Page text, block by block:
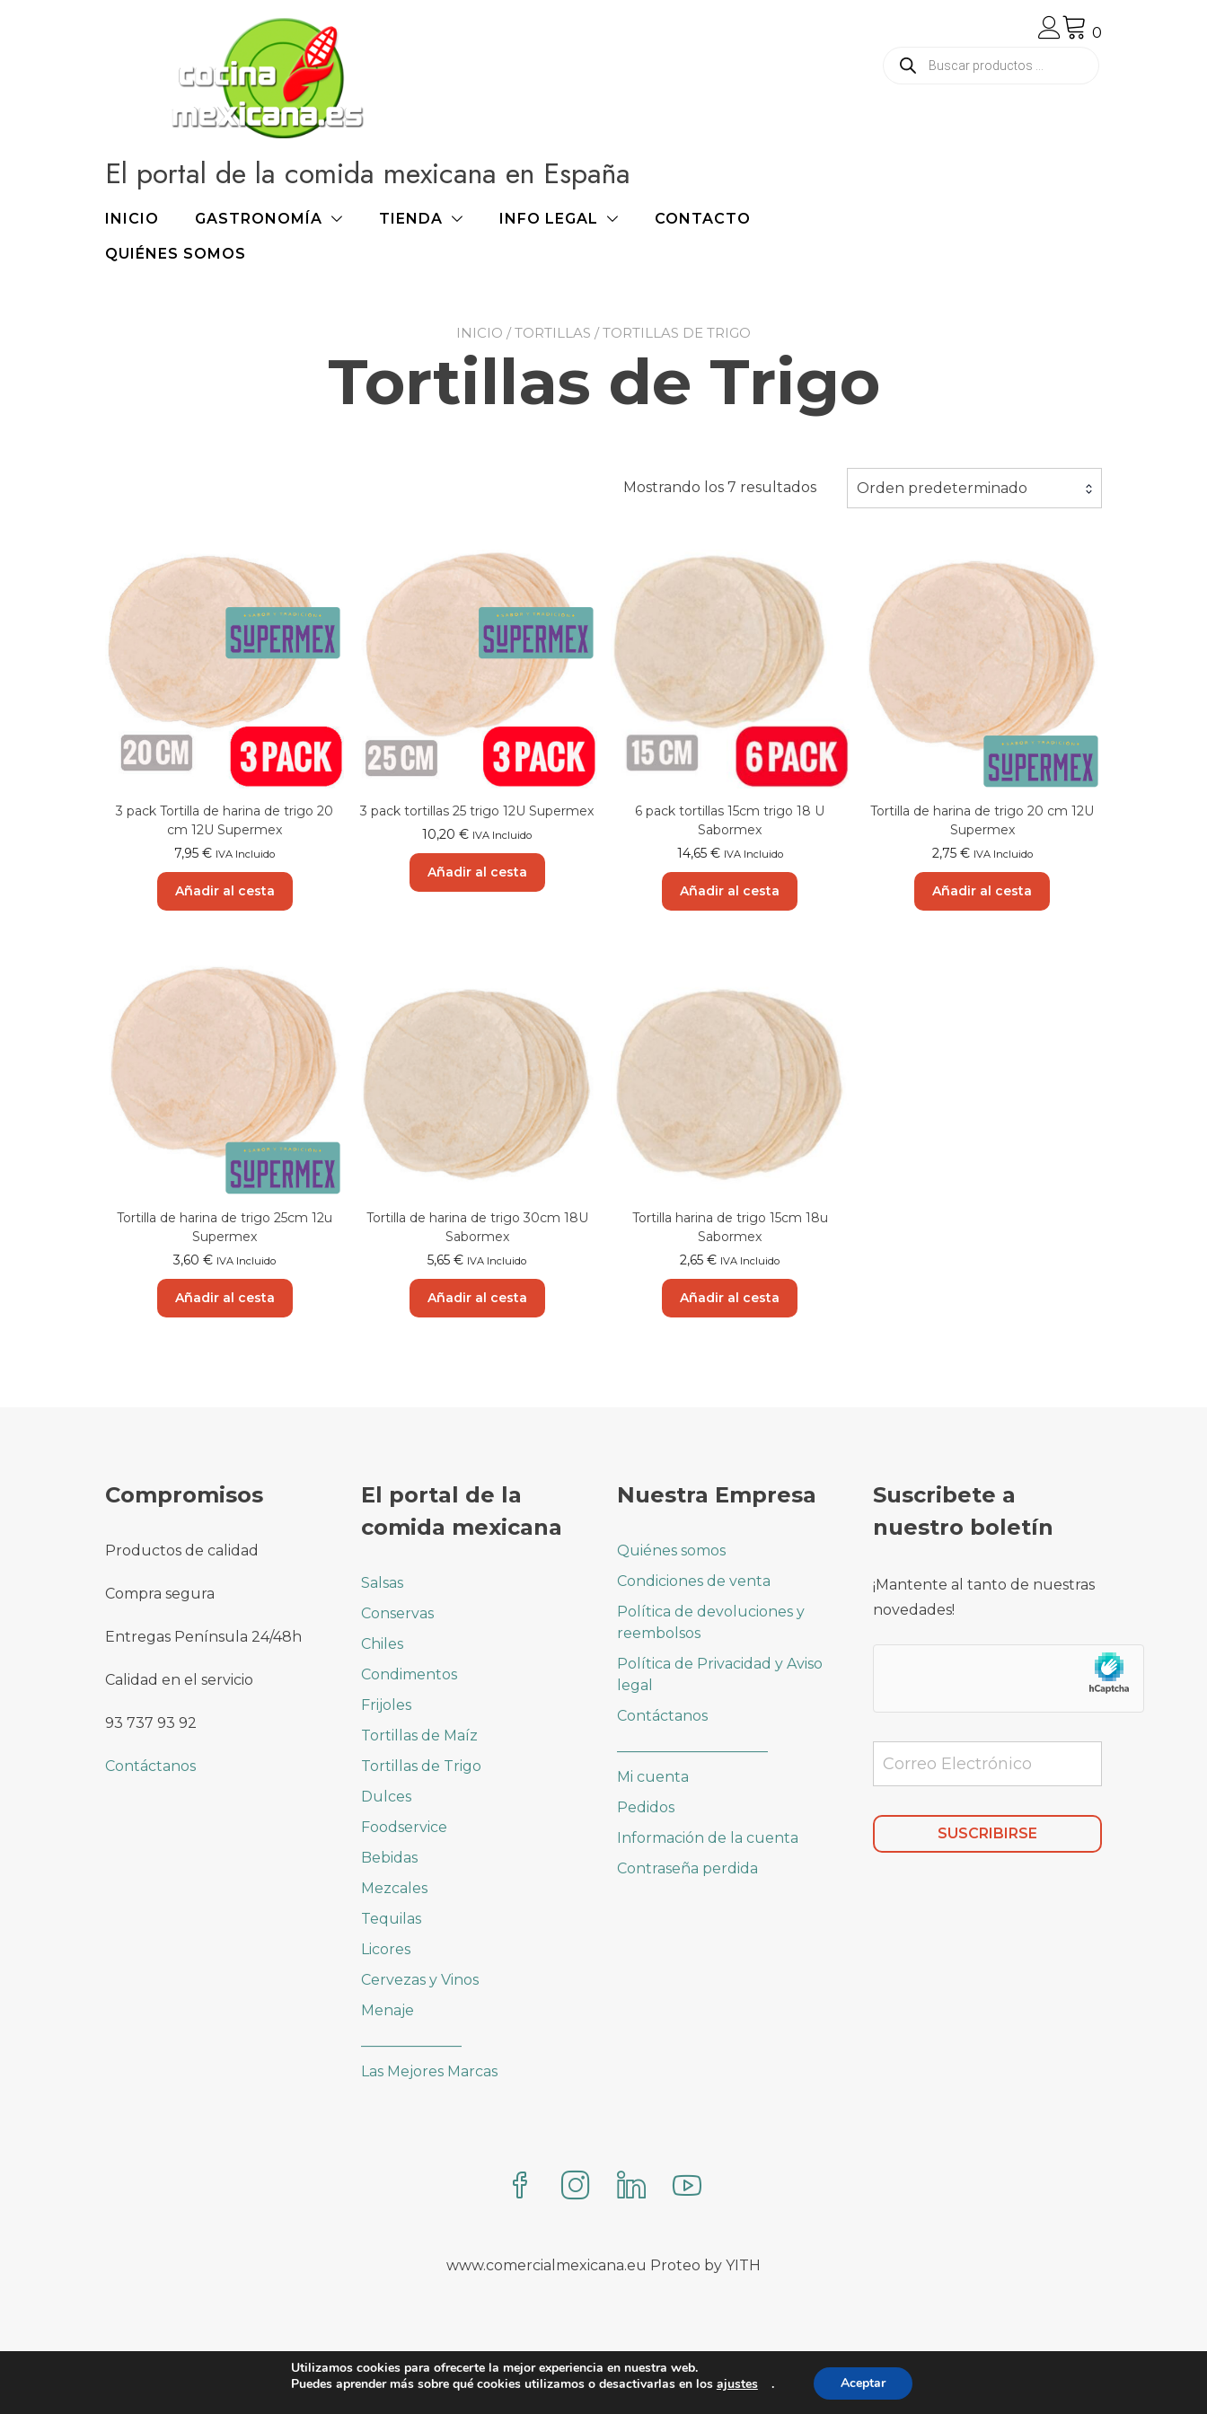
El portal de la comida mexicana en España
INICIO GASTRONOMÍA TIENDA INFO LEGAL CONTACTO
QUIÉNES SOMOS
0
Búsqueda
de
INICIO /TORTILLAS / TORTILLAS DE TRIGO
Tortillas de Trigo
Mostrando los 7 resultados Orden predeterminado
3 pack Tortilla de harina de trigo 20
cm 12U Supermex
7,95€ IVA Incluido
Añadir al cesta
3 pack tortillas 25 trigo 12U Supermex
10,20€ IVA Incluido
Añadir al cesta
6 pack tortillas 15cm trigo 18 U
Sabormex
14,65 € IVA Incluido
Añadir al cesta
Tortilla de harina de trigo 20 cm 12U
Supermex
2,75 € IVA Incluido
Añadir al cesta
Tortilla de harina de trigo 25cm 12u
Supermex
3,60€ IVA Incluido
Añadir al cesta
Tortilla de harina de trigo 30cm 18U
Sabormex
5,65€ IVA Incluido
Añadir al cesta
Tortilla harina de trigo 15cm 18u
Sabormex
2,65€ IVA Incluido
Añadir al cesta
Compromisos
Productos de calidad
Compra segura
Entregas Península 24/48h
Calidad en el servicio
93 737 93 92
Contáctanos
El portal de la
comida mexicana
Salsas
Conservas
Chiles
Condimentos
Frijoles
Tortillas de Maíz
Tortillas de Trigo
Dulces
Foodservice
Bebidas
Mezcales
Tequilas
Licores
Cervezas y Vinos
Menaje
Las Mejores Marcas
Nuestra Empresa
Quiénes somos
Condiciones de venta
Política de devoluciones y
reembolsos
Política de Privacidad y Aviso
legal
Contáctanos
Mi cuenta
Pedidos
Información de la cuenta
Contraseña perdida
Suscribete a
nuestro boletín
¡Mantente al tanto de nuestras
novedades!
www.comercialmexicana.eu Proteo by YITH
WWW.COCINAMEXICANA.ES 2023
Utilizamos cookies para ofrecerte la mejor experiencia en nuestra web.
Puedes aprender más sobre qué cookies utilizamos o desactivarlas en los ajustes . Aceptar